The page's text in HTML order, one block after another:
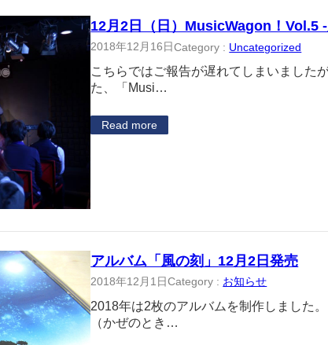
12月2日（日）MusicWagon！Vol.5
2018年12月16日Category : Uncategorized
こちらではご報告が遅れてしまいました
た、「Musi…
Read more
アルバム「風の刻」12月2日発売
2018年12月1日Category : お知らせ
2018年は2枚のアルバムを制作しました
（かぜのとき…